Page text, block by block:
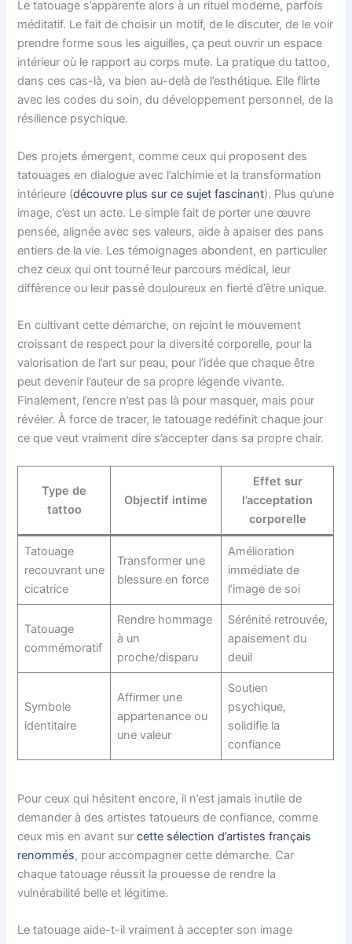
Le tatouage s’apparente alors à un rituel moderne, parfois
méditatif. Le fait de choisir un motif, de le discuter, de le voir
prendre forme sous les aiguilles, ça peut ouvrir un espace
intérieur où le rapport au corps mute. La pratique du tattoo,
dans ces cas-là, va bien au-delà de l’esthétique. Elle flirte
avec les codes du soin, du développement personnel, de la
résilience psychique.
Des projets émergent, comme ceux qui proposent des
tatouages en dialogue avec l’alchimie et la transformation
intérieure (découvre plus sur ce sujet fascinant). Plus qu’une
image, c’est un acte. Le simple fait de porter une œuvre
pensée, alignée avec ses valeurs, aide à apaiser des pans
entiers de la vie. Les témoignages abondent, en particulier
chez ceux qui ont tourné leur parcours médical, leur
différence ou leur passé douloureux en fierté d’être unique.
En cultivant cette démarche, on rejoint le mouvement
croissant de respect pour la diversité corporelle, pour la
valorisation de l’art sur peau, pour l’idée que chaque être
peut devenir l’auteur de sa propre légende vivante.
Finalement, l’encre n’est pas là pour masquer, mais pour
révéler. À force de tracer, le tatouage redéfinit chaque jour
ce que veut vraiment dire s’accepter dans sa propre chair.
Type de
tattoo
Objectif intime
Effet sur
l’acceptation
corporelle
Tatouage
recouvrant une
cicatrice
Transformer une
blessure en force
Amélioration
immédiate de
l’image de soi
Tatouage
commémoratif
Rendre hommage
à un
proche/disparu
Sérénité retrouvée,
apaisement du
deuil
Symbole
identitaire
Affirmer une
appartenance ou
une valeur
Soutien
psychique,
solidifie la
confiance
Pour ceux qui hésitent encore, il n’est jamais inutile de
demander à des artistes tatoueurs de confiance, comme
ceux mis en avant surcette sélection d’artistes français
renommés, pour accompagner cette démarche. Car
chaque tatouage réussit la prouesse de rendre la
vulnérabilité belle et légitime.
Le tatouage aide-t-il vraiment à accepter son image